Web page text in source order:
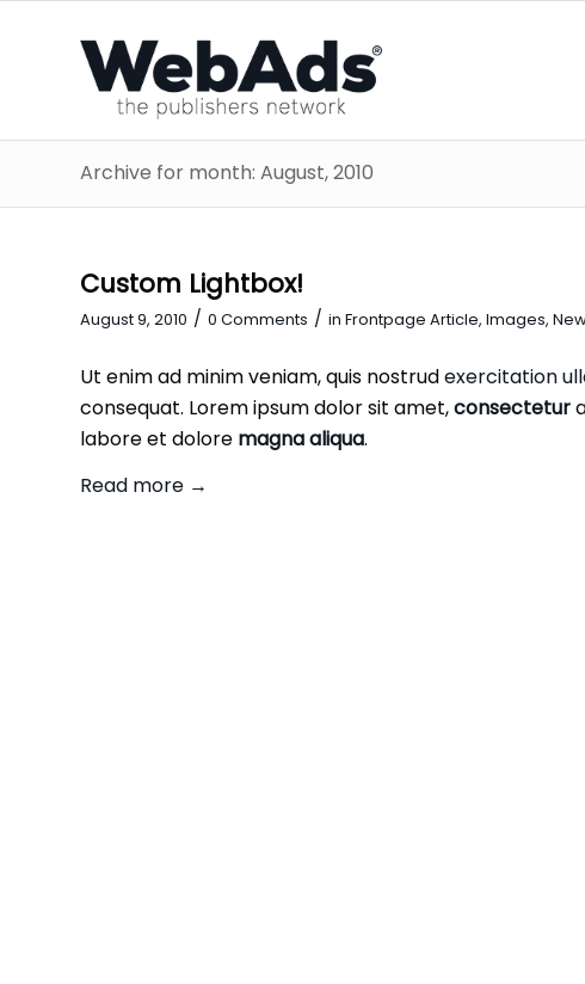
Archive for month: August, 2010
Custom Lightbox!
August 9, 2010 / 0 Comments / in Frontpage Article, Images,
Ut enim ad minim veniam, quis nostrudexercitation
consequat. Lorem ipsum dolor sit amet,consectetur
labore et dolore magna aliqua.
Read more →